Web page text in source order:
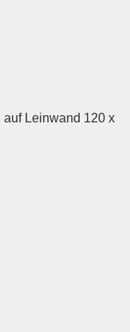
auf Leinwand 120 x